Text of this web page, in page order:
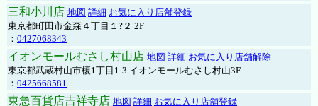
三和小川店 地図 詳細 お気に入り店舗登録
東京都町田市金森４丁目１?２ 2F
： 0427068343
イオンモールむさし村山店 地図 詳細 お気に入り店舗解除
東京都武蔵村山市榎1丁目1-3 イオンモールむさし村山3F
： 0425668581
東急百貨店吉祥寺店 地図 詳細 お気に入り店舗登録